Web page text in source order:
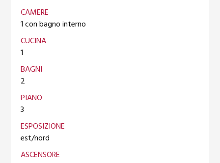
CAMERE
1 con bagno interno
CUCINA
1
BAGNI
2
PIANO
3
ESPOSIZIONE
est/nord
ASCENSORE